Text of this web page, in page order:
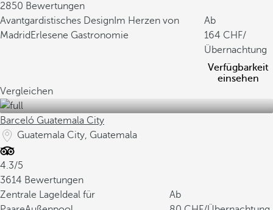
2850 Bewertungen
Avantgardistisches Design Im Herzen von
Madrid Erlesene Gastronomie
Ab
164
/
Übernachtung
Verfügbarkeit
einsehen
Vergleichen
Barceló Guatemala City
Guatemala City, Guatemala
4.3/5
3614 Bewertungen
Zentrale Lage Ideal für
Ab